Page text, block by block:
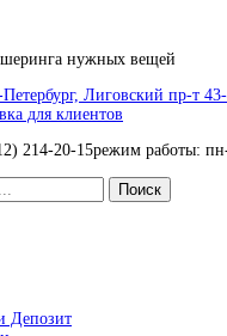
нужных вещей
Петербург, Лиговский пр-т
для клиентов
214-20-15режим работы:
Депозит